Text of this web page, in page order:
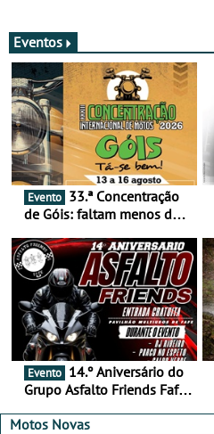
Eventos
Evento
de Góis: faltam menos de
16 de agosto
Evento
Grupo Asfalto Friends Fafe,
2026
Motos Novas